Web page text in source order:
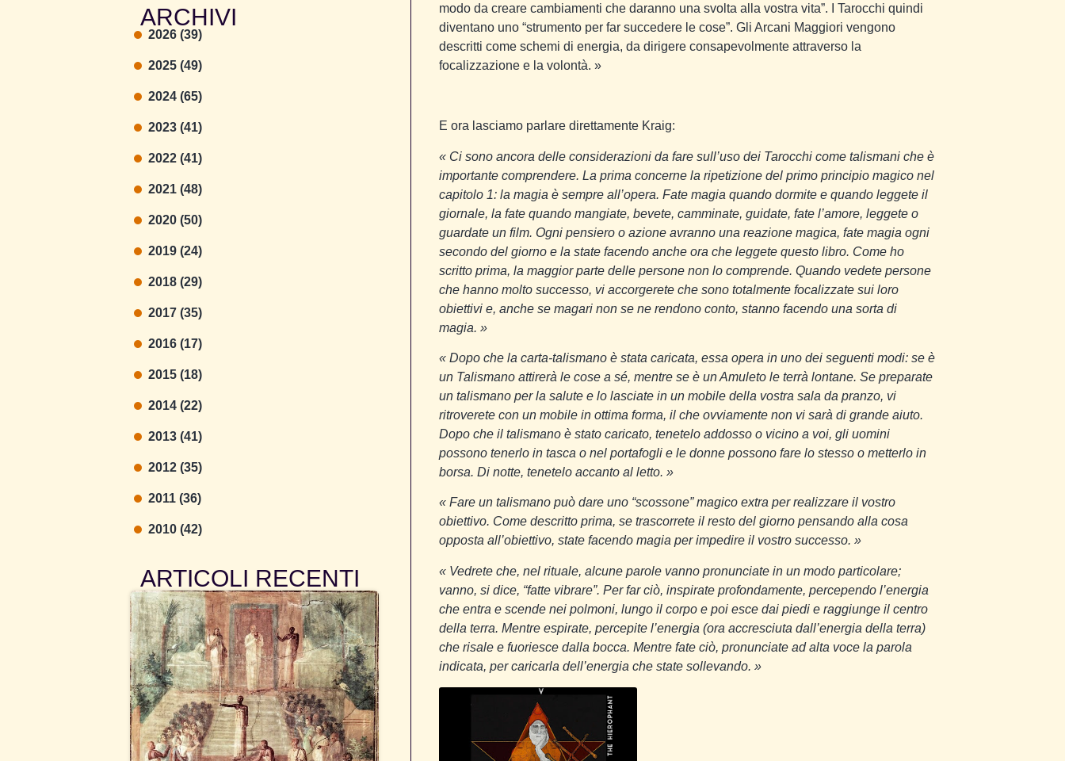
ARCHIVI
2026 (39)
2025 (49)
2024 (65)
2023 (41)
2022 (41)
2021 (48)
2020 (50)
2019 (24)
2018 (29)
2017 (35)
2016 (17)
2015 (18)
2014 (22)
2013 (41)
2012 (35)
2011 (36)
2010 (42)
ARTICOLI RECENTI
modo da creare cambiamenti che daranno una svolta alla vostra vita”. I Tarocchi quindi
diventano uno “strumento per far succedere le cose”. Gli Arcani Maggiori vengono
descritti come schemi di energia, da dirigere consapevolmente attraverso la
focalizzazione e la volontà. »
E ora lasciamo parlare direttamente Kraig:
« Ci sono ancora delle considerazioni da fare sull’uso dei Tarocchi come talismani che è
importante comprendere. La prima concerne la ripetizione del primo principio magico nel
capitolo 1: la magia è sempre all’opera. Fate magia quando dormite e quando leggete il
giornale, la fate quando mangiate, bevete, camminate, guidate, fate l’amore, leggete o
guardate un film. Ogni pensiero o azione avranno una reazione magica, fate magia ogni
secondo del giorno e la state facendo anche ora che leggete questo libro. Come ho
scritto prima, la maggior parte delle persone non lo comprende. Quando vedete persone
che hanno molto successo, vi accorgerete che sono totalmente focalizzate sui loro
obiettivi e, anche se magari non se ne rendono conto, stanno facendo una sorta di
magia. »
« Dopo che la carta-talismano è stata caricata, essa opera in uno dei seguenti modi: se è
un Talismano attirerà le cose a sé, mentre se è un Amuleto le terrà lontane. Se preparate
un talismano per la salute e lo lasciate in un mobile della vostra sala da pranzo, vi
ritroverete con un mobile in ottima forma, il che ovviamente non vi sarà di grande aiuto.
Dopo che il talismano è stato caricato, tenetelo addosso o vicino a voi, gli uomini
possono tenerlo in tasca o nel portafogli e le donne possono fare lo stesso o metterlo in
borsa. Di notte, tenetelo accanto al letto. »
« Fare un talismano può dare uno “scossone” magico extra per realizzare il vostro
obiettivo. Come descritto prima, se trascorrete il resto del giorno pensando alla cosa
opposta all’obiettivo, state facendo magia per impedire il vostro successo. »
« Vedrete che, nel rituale, alcune parole vanno pronunciate in un modo particolare;
vanno, si dice, “fatte vibrare”. Per far ciò, inspirate profondamente, percependo l’energia
che entra e scende nei polmoni, lungo il corpo e poi esce dai piedi e raggiunge il centro
della terra. Mentre espirate, percepite l’energia (ora accresciuta dall’energia della terra)
che risale e fuoriesce dalla bocca. Mentre fate ciò, pronunciate ad alta voce la parola
indicata, per caricarla dell’energia che state sollevando. »